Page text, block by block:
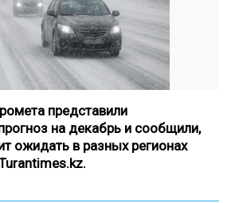
представили
на декабрь и сообщили,
ожидать в разных регионах